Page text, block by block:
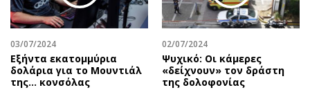
Παιδεία
Υγεία
Πολιτική
Βουλευτικές 2026
Αρθρογραφία
The Hill
Υγεία
Αγγελίες
03/07/2024
Εξήντα εκατομμύρια
δολάρια για το Μουντιάλ
της... κονσόλας
02/07/2024
Ψυχικό: Οι κάμερες
«δείχνουν» τον δράστη
της δολοφονίας